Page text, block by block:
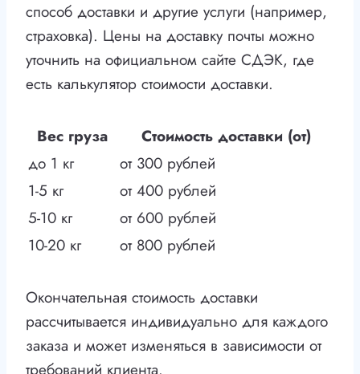
способ доставки и другие услуги (например,
страховка). Цены на доставку почты можно
уточнить на официальном сайте СДЭК, где
есть калькулятор стоимости доставки.
Вес груза
Стоимость доставки (от)
до 1 кг
от 300 рублей
1-5 кг
от 400 рублей
5-10 кг
от 600 рублей
10-20 кг
от 800 рублей
Окончательная стоимость доставки
рассчитывается индивидуально для каждого
заказа и может изменяться в зависимости от